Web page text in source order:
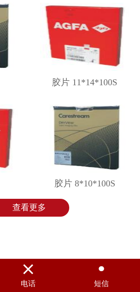
胶片 11*14*100S
胶片 8*10*100S
查看更多

电话

短信